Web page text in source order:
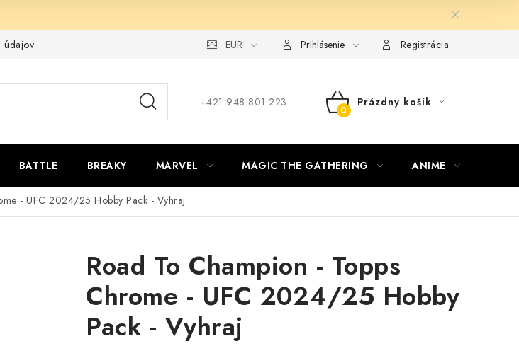
údajov Odstúpenie od zmluvy formou elektronického formulára
EUR Prihlásenie Registrácia
‪+421 948 801 223
NÁKUPNÝ
Prázdny košík
BATTLE BREAKY MARVEL MAGIC THE GATHERING ANIME
- UFC 2024/25 Hobby Pack - Vyhraj
Road To Champion - Topps
Chrome - UFC 2024/25 Hobby
Pack - Vyhraj